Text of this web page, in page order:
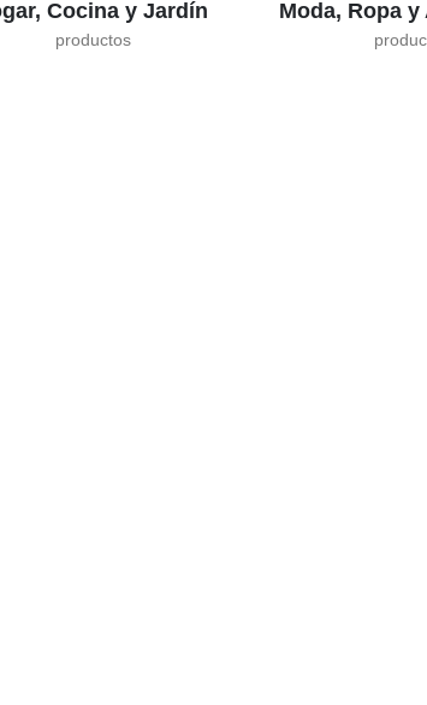
Cocina y Jardín Moda, Ropa